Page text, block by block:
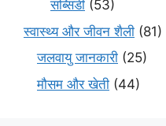
सब्सिडी (53)
स्वास्थ्य और जीवन शैली (81)
जलवायु जानकारी (25)
मौसम और खेती (44)